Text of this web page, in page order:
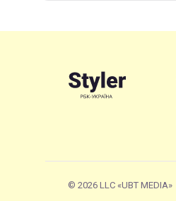
© 2026 LLC «UBT MEDIA»